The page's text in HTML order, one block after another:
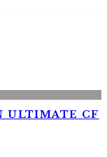
ULTIMATE CF